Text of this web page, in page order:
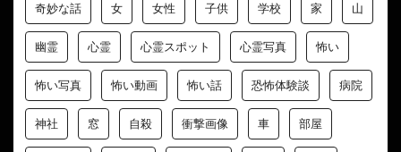
奇妙な話 女 女性 子供 学校 家 山
幽霊 心霊 心霊スポット 心霊写真 怖い
怖い写真 怖い動画 怖い話 恐怖体験談 病院
神社 窓 自殺 衝撃画像 車 部屋